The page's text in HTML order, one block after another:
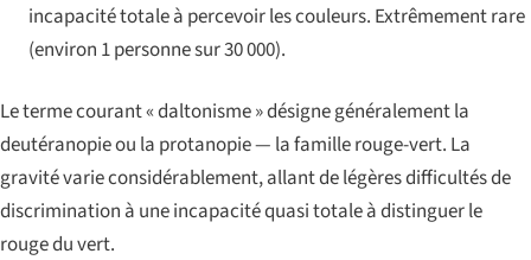
incapacité totale à percevoir les couleurs. Extrêmement rare
(environ 1 personne sur 30 000).
Le terme courant « daltonisme » désigne généralement la
deutéranopie ou la protanopie — la famille rouge-vert. La
gravité varie considérablement, allant de légères difficultés de
discrimination à une incapacité quasi totale à distinguer le
rouge du vert.